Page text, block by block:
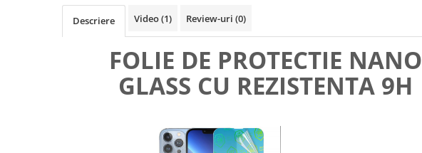
Descriere Video(1) Review-uri (0)
FOLIE DE PROTECTIE NANO
GLASS CU REZISTENTA 9H